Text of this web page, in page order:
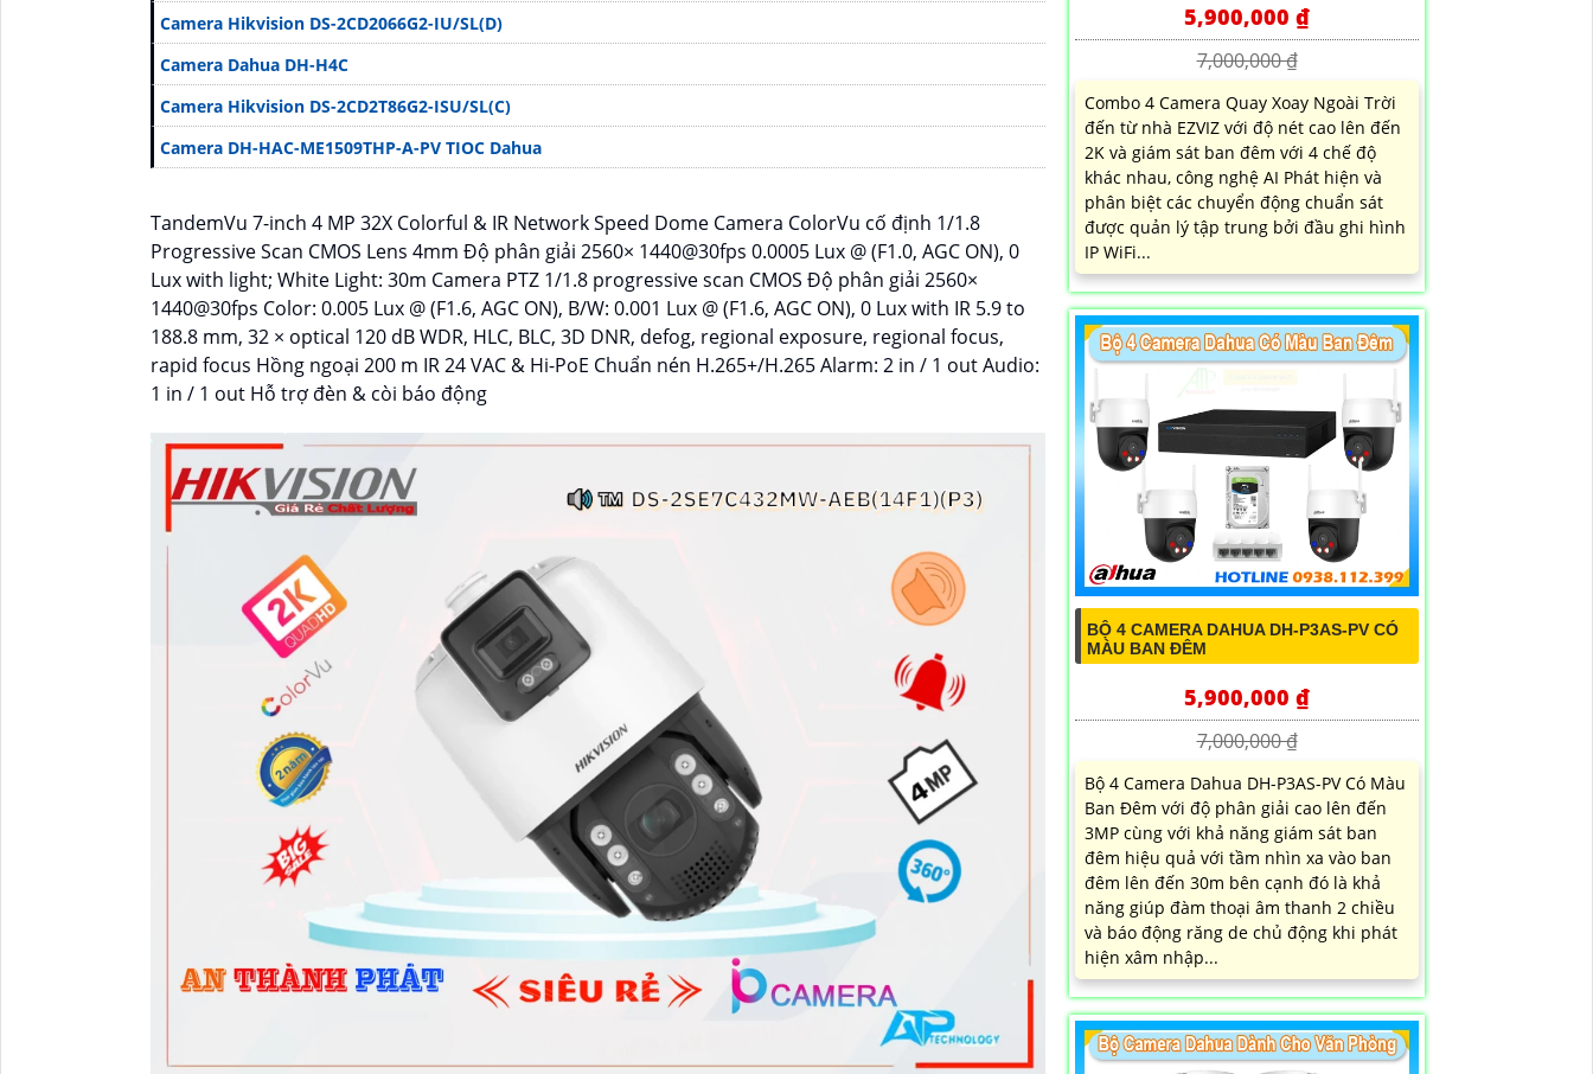
Camera Hikvision DS-2CD2066G2-IU/SL(D)
Camera Dahua DH-H4C
Camera Hikvision DS-2CD2T86G2-ISU/SL(C)
Camera DH-HAC-ME1509THP-A-PV TIOC Dahua
TandemVu 7-inch 4 MP 32X Colorful & IR Network Speed Dome Camera ColorVu cố định 1/1.8
Progressive Scan CMOS Lens 4mm Độ phân giải 2560× 1440@30fps 0.0005 Lux @ (F1.0, AGC ON), 0
Lux with light; White Light: 30m Camera PTZ 1/1.8 progressive scan CMOS Độ phân giải 2560×
1440@30fps Color: 0.005 Lux @ (F1.6, AGC ON), B/W: 0.001 Lux @ (F1.6, AGC ON), 0 Lux with IR 5.9 to
188.8 mm, 32 × optical 120 dB WDR, HLC, BLC, 3D DNR, defog, regional exposure, regional focus,
rapid focus Hồng ngoại 200 m IR 24 VAC & Hi-PoE Chuẩn nén H.265+/H.265 Alarm: 2 in / 1 out Audio:
1 in / 1 out Hỗ trợ đèn & còi báo động
5,900,000 ₫
7,000,000 ₫
Combo 4 Camera Quay Xoay Ngoài Trời
đến từ nhà EZVIZ với độ nét cao lên đến
2K và giám sát ban đêm với 4 chế độ
khác nhau, công nghệ AI Phát hiện và
phân biệt các chuyển động chuẩn sát
được quản lý tập trung bởi đầu ghi hình
IP WiFi...
BỘ 4 CAMERA DAHUA DH-P3AS-PV CÓ
MÀU BAN ĐÊM
5,900,000 ₫
7,000,000 ₫
Bộ 4 Camera Dahua DH-P3AS-PV Có Màu
Ban Đêm với độ phân giải cao lên đến
3MP cùng với khả năng giám sát ban
đêm hiệu quả với tầm nhìn xa vào ban
đêm lên đến 30m bên cạnh đó là khả
năng giúp đàm thoại âm thanh 2 chiều
và báo động răng de chủ động khi phát
hiện xâm nhập...